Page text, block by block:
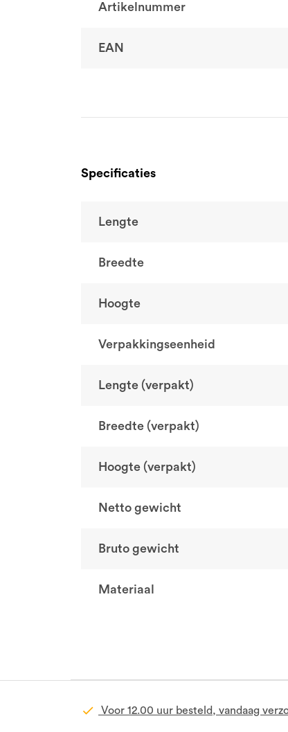
Artikelnummer
EAN
Specificaties
Lengte
Breedte
Hoogte
Verpakkingseenheid
Lengte (verpakt)
Breedte (verpakt)
Hoogte (verpakt)
Netto gewicht
Bruto gewicht
Materiaal
Voor 12.00 uur besteld, vandaag